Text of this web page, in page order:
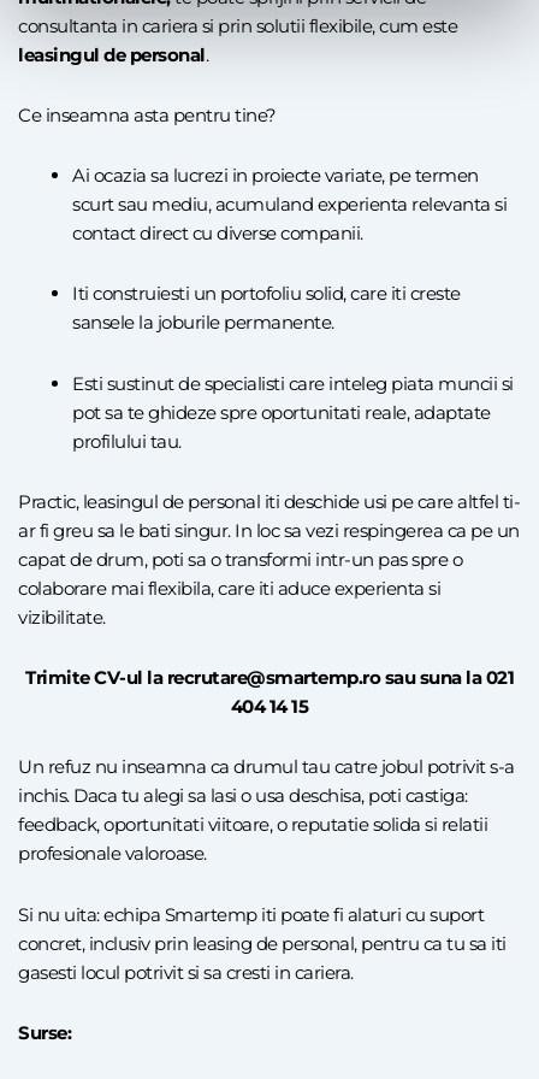
consultanta in cariera si prin solutii flexibile, cum este
leasingul de personal.
Ce inseamna asta pentru tine?
Ai ocazia sa lucrezi in proiecte variate, pe termen
scurt sau mediu, acumuland experienta relevanta si
contact direct cu diverse companii.
Iti construiesti un portofoliu solid, care iti creste
sansele la joburile permanente.
Esti sustinut de specialisti care inteleg piata muncii si
pot sa te ghideze spre oportunitati reale, adaptate
profilului tau.
Practic, leasingul de personal iti deschide usi pe care altfel ti-
ar fi greu sa le bati singur. In loc sa vezi respingerea ca pe un
capat de drum, poti sa o transformi intr-un pas spre o
colaborare mai flexibila, care iti aduce experienta si
vizibilitate.
Trimite CV-ul la recrutare@smartemp.ro sau suna la 021
404 14 15
Un refuz nu inseamna ca drumul tau catre jobul potrivit s-a
inchis. Daca tu alegi sa lasi o usa deschisa, poti castiga:
feedback, oportunitati viitoare, o reputatie solida si relatii
profesionale valoroase.
Si nu uita: echipa Smartemp iti poate fi alaturi cu suport
concret, inclusiv prin leasing de personal, pentru ca tu sa iti
gasesti locul potrivit si sa cresti in cariera.
Surse: